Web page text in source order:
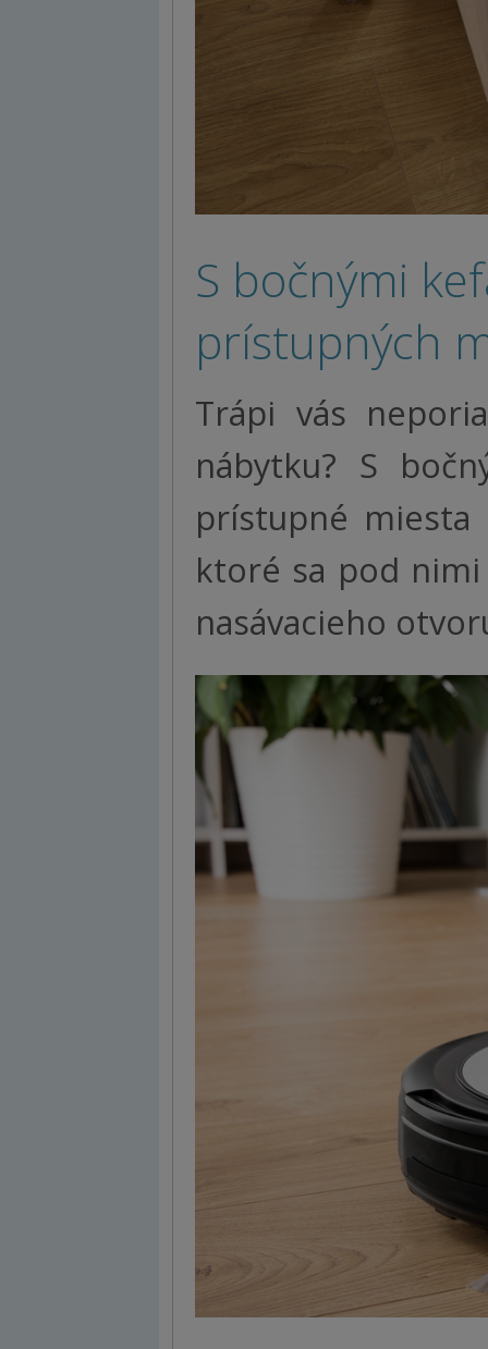
S bočnými
prístupných
Trápi vás
nábytku? S
prístupné miesta
ktoré sa pod
nasávacieho